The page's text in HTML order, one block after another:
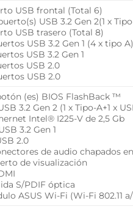
USB frontal (Total 6)
USB 3.2 Gen 2(1 x
USB trasero (Total 8)
USB 3.2 Gen 1 (4 x tipo A)
USB 3.2 Gen 1
USB 2.0
USB 2.0
(es) BIOS FlashBack ™
3.2 Gen 2 (1 x Tipo-A+1 x
Intel® I225-V de 2,5 Gb
3.2 Gen 1
2.0
de audio chapados
de visualización
S/PDIF óptica
ASUS Wi-Fi (Wi-Fi 802.11